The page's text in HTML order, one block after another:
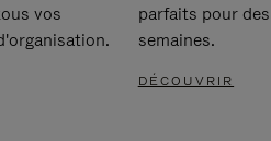
vos
parfaits pour
semaines.
DÉCOUVRIR